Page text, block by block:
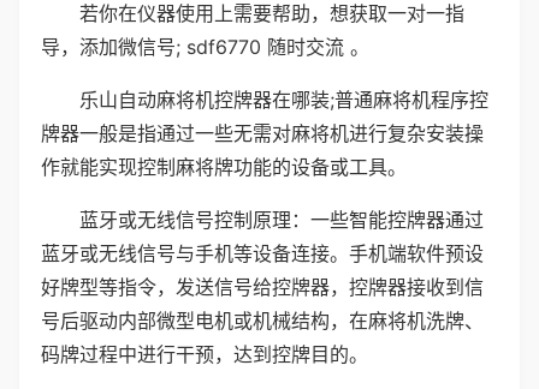
若你在仪器使用上需要帮助，想获取一对一指
导，添加微信号; sdf6770 随时交流 。
乐山自动麻将机控牌器在哪装;普通麻将机程序控
牌器一般是指通过一些无需对麻将机进行复杂安装操
作就能实现控制麻将牌功能的设备或工具。
蓝牙或无线信号控制原理：一些智能控牌器通过
蓝牙或无线信号与手机等设备连接。手机端软件预设
好牌型等指令，发送信号给控牌器，控牌器接收到信
号后驱动内部微型电机或机械结构，在麻将机洗牌、
码牌过程中进行干预，达到控牌目的。